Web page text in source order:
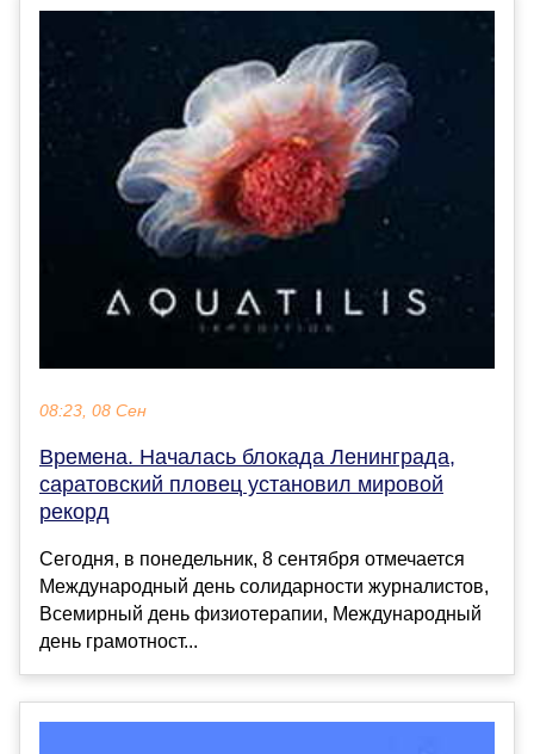
08:23, 08 Сен
Времена. Началась блокада Ленинграда,
саратовский пловец установил мировой
рекорд
Сегодня, в понедельник, 8 сентября отмечается
Международный день солидарности журналистов,
Всемирный день физиотерапии, Международный
день грамотност...